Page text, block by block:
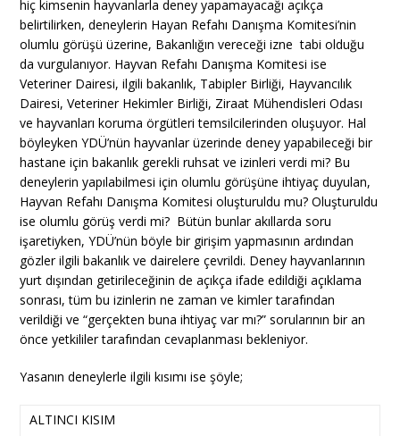
hiç kimsenin hayvanlarla deney yapamayacağı açıkça
belirtilirken, deneylerin Hayan Refahı Danışma Komitesi’nin
olumlu görüşü üzerine, Bakanlığın vereceği izne tabi olduğu
da vurgulanıyor. Hayvan Refahı Danışma Komitesi ise
Veteriner Dairesi, ilgili bakanlık, Tabipler Birliği, Hayvancılık
Dairesi, Veteriner Hekimler Birliği, Ziraat Mühendisleri Odası
ve hayvanları koruma örgütleri temsilcilerinden oluşuyor. Hal
böyleyken YDÜ’nün hayvanlar üzerinde deney yapabileceği bir
hastane için bakanlık gerekli ruhsat ve izinleri verdi mi? Bu
deneylerin yapılabilmesi için olumlu görüşüne ihtiyaç duyulan,
Hayvan Refahı Danışma Komitesi oluşturuldu mu? Oluşturuldu
ise olumlu görüş verdi mi? Bütün bunlar akıllarda soru
işaretiyken, YDÜ’nün böyle bir girişim yapmasının ardından
gözler ilgili bakanlık ve dairelere çevrildi. Deney hayvanlarının
yurt dışından getirileceğinin de açıkça ifade edildiği açıklama
sonrası, tüm bu izinlerin ne zaman ve kimler tarafından
verildiği ve “gerçekten buna ihtiyaç var mı?” sorularının bir an
önce yetkililer tarafından cevaplanması bekleniyor.
Yasanın deneylerle ilgili kısımı ise şöyle;
ALTINCI KISIM